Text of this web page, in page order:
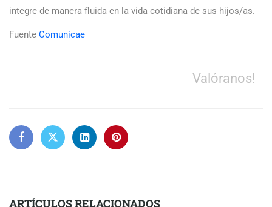
integre de manera fluida en la vida cotidiana de sus hijos/as.
Fuente Comunicae
Valóranos!
ARTÍCULOS RELACIONADOS